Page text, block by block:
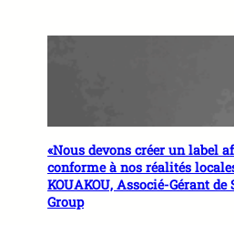
«Nous devons créer un label
conforme à nos réalités
KOUAKOU, Associé-Gérant
Group